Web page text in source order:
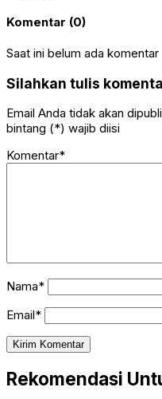
Komentar (0)
Saat ini belum ada komentar
Silahkan tulis
Email Anda tidak akan
bintang (*) wajib diisi
Komentar*
Nama*
Email*
Rekomendasi